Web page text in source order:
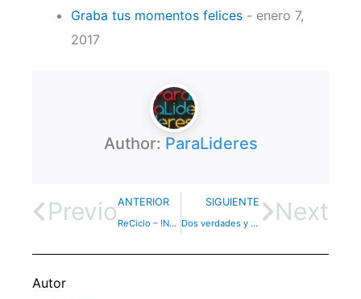
Graba tus momentos felices - enero 7,
2017
Author: ParaLideres
PrevioANTERIOR
ReCiclo – !No olvides tus lentes!
SIGUIENTE
Dos verdades y una mentira – Dinámica Next
Autor